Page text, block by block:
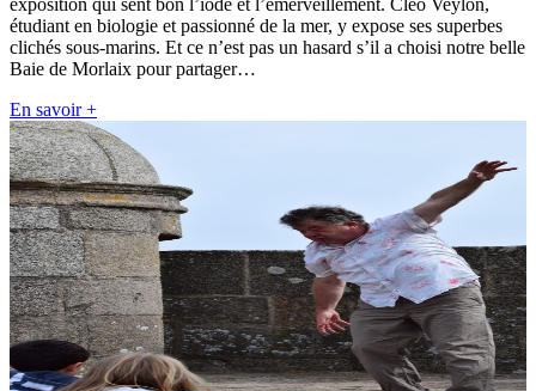
exposition qui sent bon l’iode et l’émerveillement. Cléo Veylon,
étudiant en biologie et passionné de la mer, y expose ses superbes
clichés sous-marins. Et ce n’est pas un hasard s’il a choisi notre belle
Baie de Morlaix pour partager…
En savoir +